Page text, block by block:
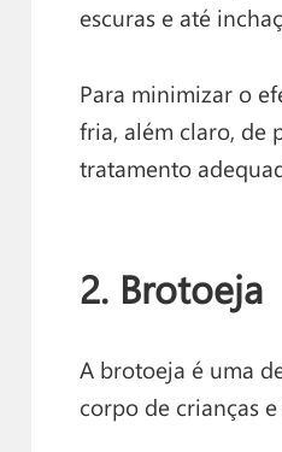
escuras e até
Para minimizar o
fria, além claro, de
tratamento
2. Brotoeja
A brotoeja é uma
corpo de crianças